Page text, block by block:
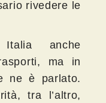
rivedere le
anche
ma in
ne è parlato.
tra l’altro,